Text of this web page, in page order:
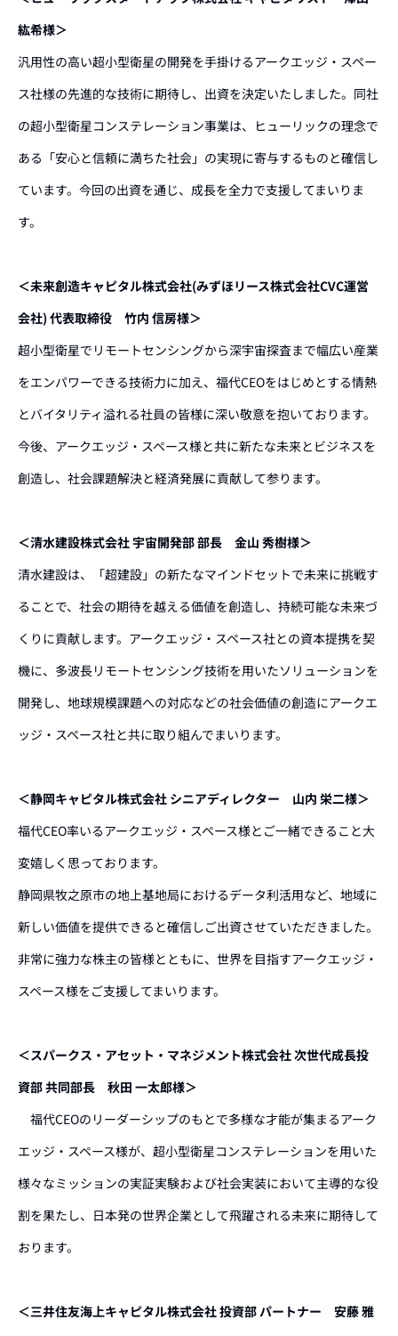
紘希様＞
汎用性の高い超小型衛星の開発を手掛けるアークエッジ・スペー
ス社様の先進的な技術に期待し、出資を決定いたしました。同社
の超小型衛星コンステレーション事業は、ヒューリックの理念で
ある「安心と信頼に満ちた社会」の実現に寄与するものと確信し
ています。今回の出資を通じ、成長を全力で支援してまいりま
す。
＜未来創造キャピタル株式会社(みずほリース株式会社CVC運営
会社) 代表取締役 竹内 信房様＞
超小型衛星でリモートセンシングから深宇宙探査まで幅広い産業
をエンパワーできる技術力に加え、福代CEOをはじめとする情熱
とバイタリティ溢れる社員の皆様に深い敬意を抱いております。
今後、アークエッジ・スペース様と共に新たな未来とビジネスを
創造し、社会課題解決と経済発展に貢献して参ります。
＜清水建設株式会社 宇宙開発部 部長 金山 秀樹様＞
清水建設は、「超建設」の新たなマインドセットで未来に挑戦す
ることで、社会の期待を越える価値を創造し、持続可能な未来づ
くりに貢献します。アークエッジ・スペース社との資本提携を契
機に、多波長リモートセンシング技術を用いたソリューションを
開発し、地球規模課題への対応などの社会価値の創造にアークエ
ッジ・スペース社と共に取り組んでまいります。
＜静岡キャピタル株式会社 シニアディレクター 山内 栄二様＞
福代CEO率いるアークエッジ・スペース様とご一緒できること大
変嬉しく思っております。
静岡県牧之原市の地上基地局におけるデータ利活用など、地域に
新しい価値を提供できると確信しご出資させていただきました。
非常に強力な株主の皆様とともに、世界を目指すアークエッジ・
スペース様をご支援してまいります。
＜スパークス・アセット・マネジメント株式会社 次世代成長投
資部 共同部長 秋田 一太郎様＞
福代CEOのリーダーシップのもとで多様な才能が集まるアーク
エッジ・スペース様が、超小型衛星コンステレーションを用いた
様々なミッションの実証実験および社会実装において主導的な役
割を果たし、日本発の世界企業として飛躍される未来に期待して
おります。
＜三井住友海上キャピタル株式会社 投資部 パートナー 安藤 雅